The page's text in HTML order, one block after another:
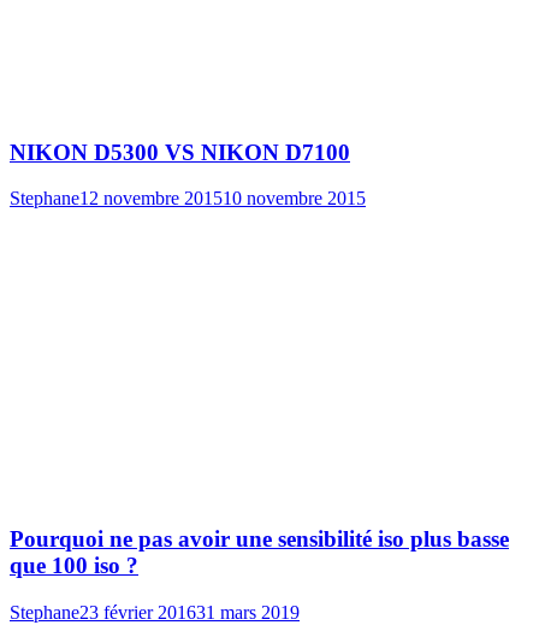
NIKON D5300 VS NIKON D7100
Stephane12 novembre 201510 novembre 2015
Pourquoi ne pas avoir une sensibilité iso plus basse
que 100 iso ?
Stephane23 février 201631 mars 2019